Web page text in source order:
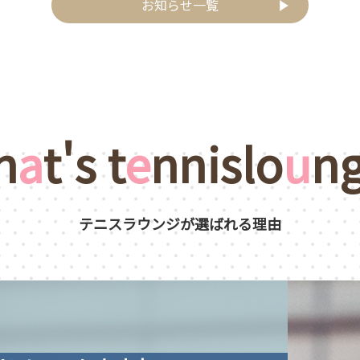
お知らせ一覧
at's tennislou
テニスラウンジが選ばれる理由